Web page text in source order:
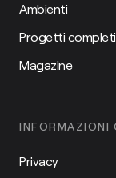
Ambienti
Progetti completi
Magazine
INFORMAZIONI
Privacy